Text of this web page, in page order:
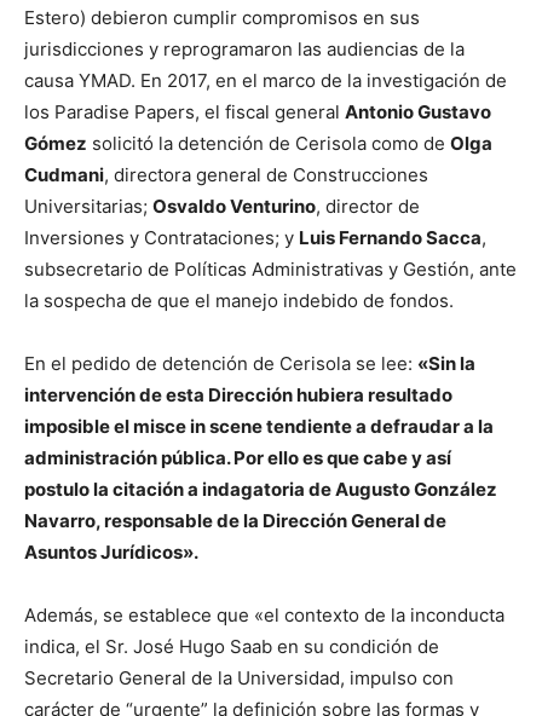
Estero) debieron cumplir compromisos en sus
jurisdicciones y reprogramaron las audiencias de la
causa YMAD. En 2017, en el marco de la investigación de
los Paradise Papers, el fiscal general Antonio Gustavo
Gómez solicitó la detención de Cerisola como de Olga
Cudmani, directora general de Construcciones
Universitarias; Osvaldo Venturino, director de
Inversiones y Contrataciones; y Luis Fernando Sacca,
subsecretario de Políticas Administrativas y Gestión, ante
la sospecha de que el manejo indebido de fondos.
En el pedido de detención de Cerisola se lee: «Sin la
intervención de esta Dirección hubiera resultado
imposible el misce in scene tendiente a defraudar a la
administración pública. Por ello es que cabe y así
postulo la citación a indagatoria de Augusto González
Navarro, responsable de la Dirección General de
Asuntos Jurídicos».
Además, se establece que «el contexto de la inconducta
indica, el Sr. José Hugo Saab en su condición de
Secretario General de la Universidad, impulso con
carácter de “urgente” la definición sobre las formas y